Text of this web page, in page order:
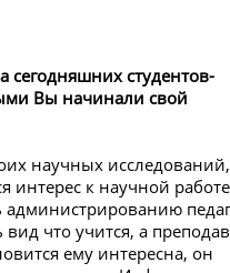
сегодняшних студентов-
Вы начинали свой
научных
интерес к научной
что учится, а
ему интересна, он